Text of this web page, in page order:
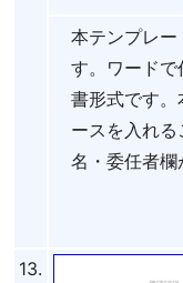
本テンプレ
す。ワード
書形式です
ースを入れ
名・委任者欄
13.